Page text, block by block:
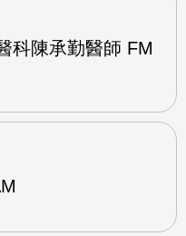
科陳承勤醫師 FM